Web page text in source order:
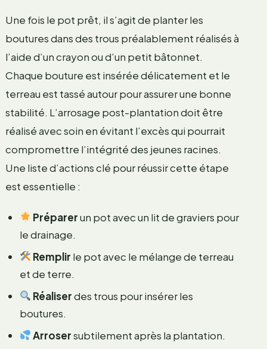
Une fois le pot prêt, il s’agit de planter les
boutures dans des trous préalablement réalisés à
l’aide d’un crayon ou d’un petit bâtonnet.
Chaque bouture est insérée délicatement et le
terreau est tassé autour pour assurer une bonne
stabilité. L’arrosage post-plantation doit être
réalisé avec soin en évitant l’excès qui pourrait
compromettre l’intégrité des jeunes racines.
Une liste d’actions clé pour réussir cette étape
est essentielle :
Préparerun pot avec un lit de graviers pour
le drainage.
Remplir le pot avec le mélange de terreau
et de terre.
Réaliserdes trous pour insérer les
boutures.
Arrosersubtilement après la plantation.